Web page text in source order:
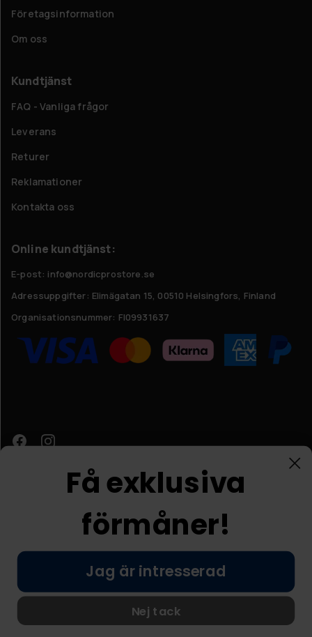
Företagsinformation
Om oss
Kundtjänst
FAQ - Vanliga frågor
Leverans
Returer
Reklamationer
Kontakta oss
Online kundtjänst:
E-post: info@nordicprostore.se
Adressuppgifter: Elimägatan 15, 00510 Helsingfors, Finland
Organisationsnummer: FI09931637
© Nordic Prostore 2026
Allmänna villkor
Få exklusiva
förmåner!
Jag är intresserad
Nej tack